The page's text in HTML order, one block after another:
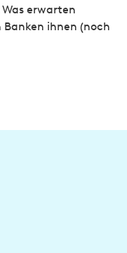
erwarten
ihnen (noch